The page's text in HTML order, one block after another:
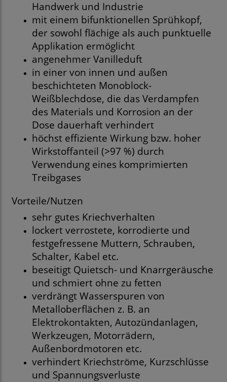
Handwerk und Industrie
mit einem bifunktionellen Sprühkopf,
der sowohl flächige als auch punktuelle
Applikation ermöglicht
angenehmer Vanilleduft
in einer von innen und außen
beschichteten Monoblock-
Weißblechdose, die das Verdampfen
des Materials und Korrosion an der
Dose dauerhaft verhindert
höchst effiziente Wirkung bzw. hoher
Wirkstoffanteil (>97 %) durch
Verwendung eines komprimierten
Treibgases
Vorteile/Nutzen
sehr gutes Kriechverhalten
lockert verrostete, korrodierte und
festgefressene Muttern, Schrauben,
Schalter, Kabel etc.
beseitigt Quietsch- und Knarrgeräusche
und schmiert ohne zu fetten
verdrängt Wasserspuren von
Metalloberflächen z. B. an
Elektrokontakten, Autozündanlagen,
Werkzeugen, Motorrädern,
Außenbordmotoren etc.
verhindert Kriechströme, Kurzschlüsse
und Spannungsverluste